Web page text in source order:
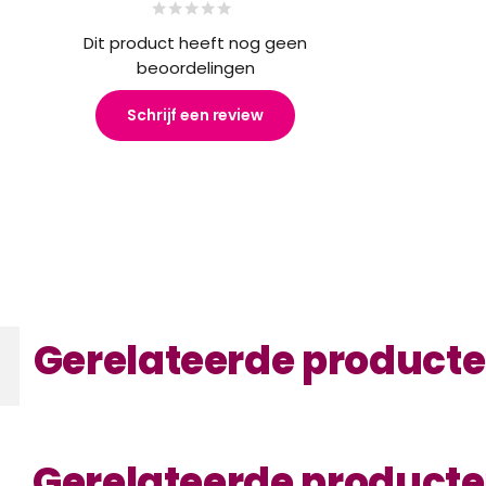
Dit product heeft nog geen
beoordelingen
Schrijf een review
Gerelateerde